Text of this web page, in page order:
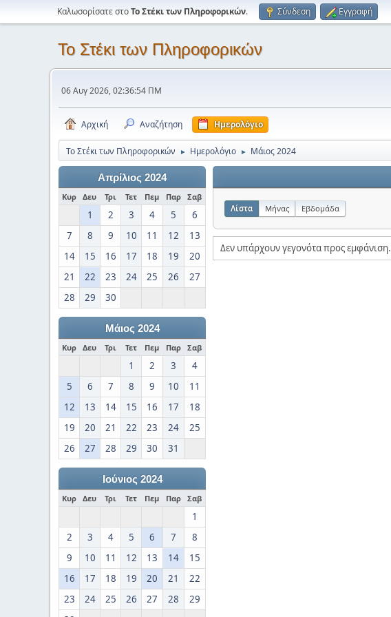
Καλωσορίσατε στοΤο Στέκι των Πληροφορικών. Σύνδεση Εγγραφή
Το Στέκι των Πληροφορικών
06 Αυγ 2026, 02:36:54 ΠΜ
Αρχική Αναζήτηση Ημερολόγιο
Το Στέκι των Πληροφορικών ► Ημερολόγιο ► Μάιος 2024
Απρίλιος 2024
Κυρ Δευ Τρι Τετ Πεμ Παρ Σαβ
1 2 3 4 5
6
7
8 9 10 11 12
13
14
15 16 17 18 19
20
21
22 23 24 25 26
27
28
29 30
Μάιος 2024
Κυρ Δευ Τρι Τετ Πεμ Παρ Σαβ
1 2 3
4
5
6 7 8 9 10
11
12
13 14 15 16 17
18
19
20 21 22 23 24
25
26
27 28 29 30 31
Ιούνιος 2024
Κυρ Δευ Τρι Τετ Πεμ Παρ Σαβ
1
2
3 4 5 6 7
8
9
10 11 12 13 14
15
16
17 18 19 20 21
22
23
24 25 26 27 28
29
Λίστα Μήνας Εβδομάδα
Δεν υπάρχουν γεγονότα προς εμφάνιση.